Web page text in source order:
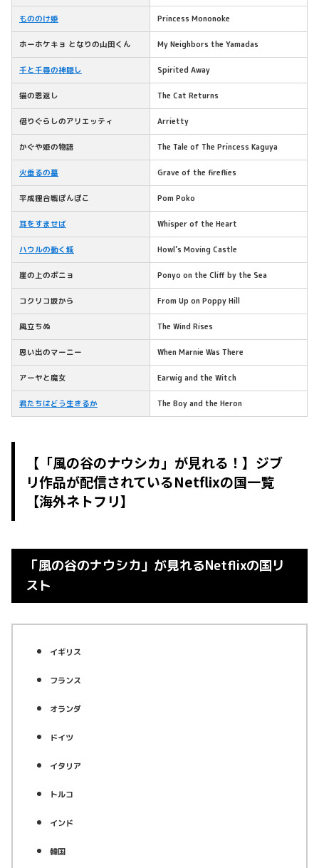
もののけ姫 Princess Mononoke
ホーホケキョ となりの山田くん My Neighbors the Yamadas
千と千尋の神隠し Spirited Away
猫の恩返し The Cat Returns
借りぐらしのアリエッティ Arrietty
かぐや姫の物語 The Tale of The Princess Kaguya
火垂るの墓 Grave of the fireflies
平成狸合戦ぽんぽこ Pom Poko
耳をすませば Whisper of the Heart
ハウルの動く城 Howl’s Moving Castle
崖の上のポニョ Ponyo on the Cliff by the Sea
コクリコ坂から From Up on Poppy Hill
風立ちぬ The Wind Rises
思い出のマーニー When Marnie Was There
アーヤと魔女 Earwig and the Witch
君たちはどう生きるか The Boy and the Heron
【「風の谷のナウシカ」が見れる！】ジブ
リ作品が配信されているNetflixの国一覧
【海外ネトフリ】
「風の谷のナウシカ」が見れるNetflixの国リ
スト
イギリス
フランス
オランダ
ドイツ
イタリア
トルコ
インド
韓国